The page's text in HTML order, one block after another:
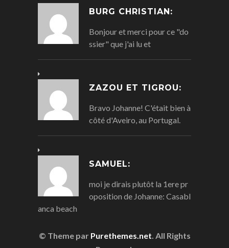
BURG CHRISTIAN:
Bonjour et merci pour ce "do
ssier" que j'ai lu et
ZAZOU ET TIGROU:
Bravo Johanne! C'était bien à
côté d'Aveiro, au Portugal.
SAMUEL:
moi je dirais plutôt la 1ere pr
oposition de Johanne: Casabl
anca beach
© Theme par Purethemes.net. All Rights